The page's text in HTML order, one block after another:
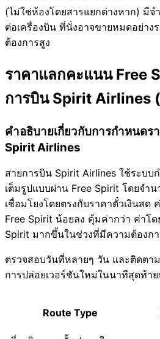
(ไม่ใช่ห้องโดยสารแยกต่างหาก) มี
ต่อเครื่องบิน ที่นั่งอาจขายหมดอย่างร
ต้องการสูง
ราคาแลกคะแนน Free
การบิน Spirit Airlines
คำอธิบายเกี่ยวกับการกำหนดร
Spirit Airlines
สายการบิน Spirit Airlines ใช้ระบ
เต็มรูปแบบผ่าน Free Spirit โดยจำ
เชื่อมโยงโดยตรงกับราคาตั๋วเงินสด
Free Spirit น้อยลง คุ้มค่ากว่า ค่าโ
Spirit มากขึ้นในช่วงที่มีความต้องกา
ตรวจสอบวันที่หลายๆ วัน และติดตา
การปล่อยเวอร์ชันใหม่ในนาทีสุดท้า
Route Type